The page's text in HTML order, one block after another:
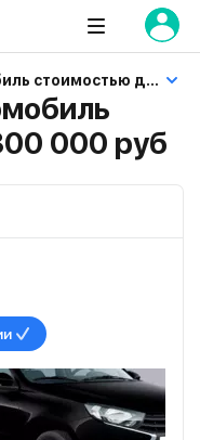
Купить новый автомобиль стоимостью до 1 300 000 руб
000 руб